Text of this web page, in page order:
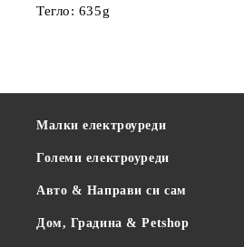
Тегло: 635g
Малки електроуреди
Големи електроуреди
Авто & Направи си сам
Дом, Градина & Petshop